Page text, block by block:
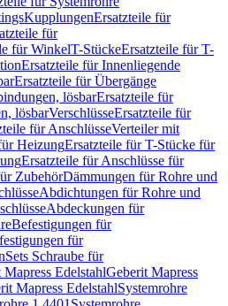
KupplungenErsatzteile für
für
für WinkelT-StückeErsatzteile für T-
Ersatzteile für Innenliegende
Ersatzteile für Übergänge
lösbarErsatzteile für
lösbarVerschlüsseErsatzteile für
für AnschlüsseVerteiler mit
HeizungErsatzteile für T-Stücke für
Ersatzteile für Anschlüsse für
ZubehörDämmungen für Rohre und
Abdichtungen für Rohre und
Abdeckungen für
Befestigungen für
für
Sets Schraube für
Mapress EdelstahlGeberit Mapress
Mapress EdelstahlSystemrohre